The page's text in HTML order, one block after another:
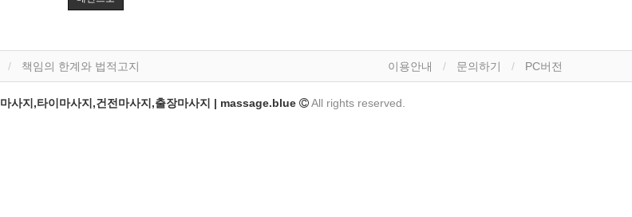
책임의 한계와 법적고지 이용안내 문의하기 PC버전
사지,타이마사지,건전마사지,출장마사지 | massage.blue All rights reserved.